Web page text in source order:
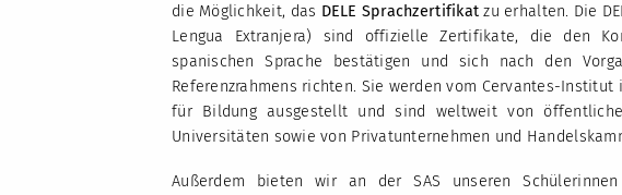
die Möglichkeit, das DELE Sprachzertifikat zu erhalten. Die
Lengua Extranjera) sind offizielle Zertifikate, die den
spanischen Sprache bestätigen und sich nach den
Referenzrahmens richten. Sie werden vom Cervantes-
für Bildung ausgestellt und sind weltweit von
Universitäten sowie von Privatunternehmen und
Außerdem bieten wir an der SAS unseren